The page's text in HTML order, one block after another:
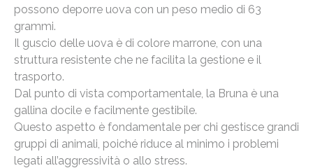
possono deporre uova con un peso medio di 63
grammi.
Il guscio delle uova è di colore marrone, con una
struttura resistente che ne facilita la gestione e il
trasporto.
Dal punto di vista comportamentale, la Bruna è una
gallina docile e facilmente gestibile.
Questo aspetto è fondamentale per chi gestisce grandi
gruppi di animali, poiché riduce al minimo i problemi
legati all’aggressività o allo stress.